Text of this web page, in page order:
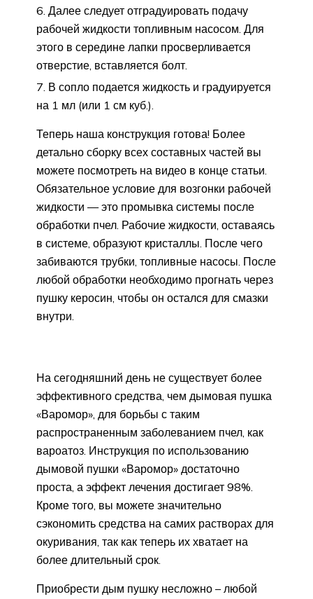
Далее следует отградуировать подачу
рабочей жидкости топливным насосом. Для
этого в середине лапки просверливается
отверстие, вставляется болт.
В сопло подается жидкость и градуируется
на 1 мл (или 1 см куб.).
Теперь наша конструкция готова! Более
детально сборку всех составных частей вы
можете посмотреть на видео в конце статьи.
Обязательное условие для возгонки рабочей
жидкости — это промывка системы после
обработки пчел. Рабочие жидкости, оставаясь
в системе, образуют кристаллы. После чего
забиваются трубки, топливные насосы. После
любой обработки необходимо прогнать через
пушку керосин, чтобы он остался для смазки
внутри.
На сегодняшний день не существует более
эффективного средства, чем дымовая пушка
«Варомор», для борьбы с таким
распространенным заболеванием пчел, как
вароатоз. Инструкция по использованию
дымовой пушки «Варомор» достаточно
проста, а эффект лечения достигает 98%.
Кроме того, вы можете значительно
сэкономить средства на самих растворах для
окуривания, так как теперь их хватает на
более длительный срок.
Приобрести дым пушку несложно – любой